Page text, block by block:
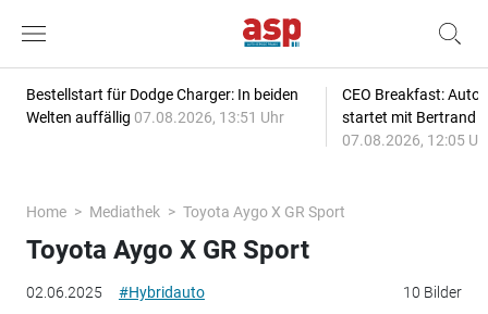
Bestellstart für Dodge Charger: In beiden
Welten auffällig 07.08.2026, 13:51 Uhr
CEO Breakfast:
startet mit Bertrand
07.08.2026, 12:05
Home Mediathek Toyota Aygo X GR Sport
02.06.2025 #Hybridauto 10 Bilder
Toyota Aygo X GR Sport